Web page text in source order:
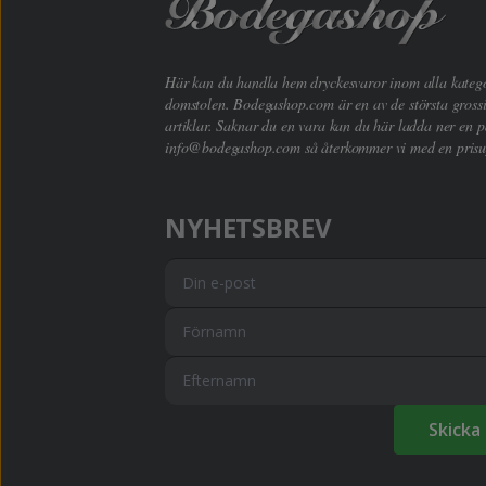
Här kan du handla hem dryckesvaror inom alla
domstolen. Bodegashop.com är en av de största
artiklar. Saknar du en vara kan du här ladda ner en
info@bodegashop.comså återkommer vi med en
NYHETSBREV
Skicka